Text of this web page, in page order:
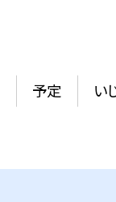
予定 い